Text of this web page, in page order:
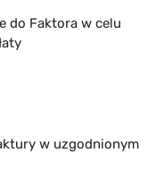
do Faktora w celu
w uzgodnionym